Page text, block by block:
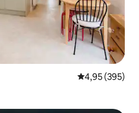
Priemerné
4,95 (395)